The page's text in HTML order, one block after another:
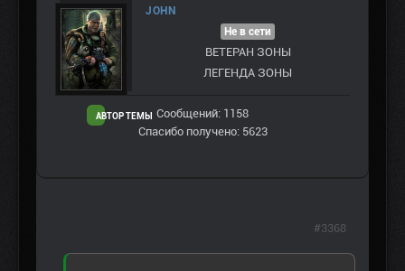
JOHN
АВТОР ТЕМЫ
Не в сети
ВЕТЕРАН ЗOНЫ
ЛЕГЕНДА ЗОНЫ
Сообщений: 1158
Спасибо получено: 5623
#3368